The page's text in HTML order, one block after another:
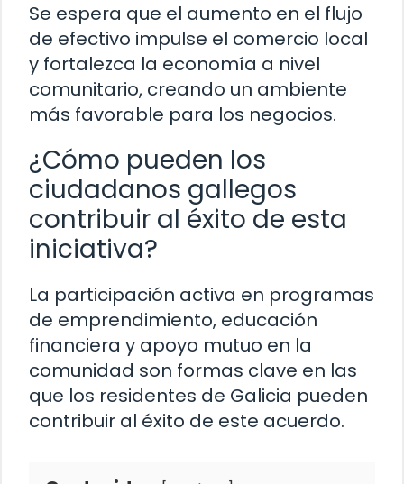
Se espera que el aumento en el flujo
de efectivo impulse el comercio local
y fortalezca la economía a nivel
comunitario, creando un ambiente
más favorable para los negocios.
¿Cómo pueden los
ciudadanos gallegos
contribuir al éxito de esta
iniciativa?
La participación activa en programas
de emprendimiento, educación
financiera y apoyo mutuo en la
comunidad son formas clave en las
que los residentes de Galicia pueden
contribuir al éxito de este acuerdo.